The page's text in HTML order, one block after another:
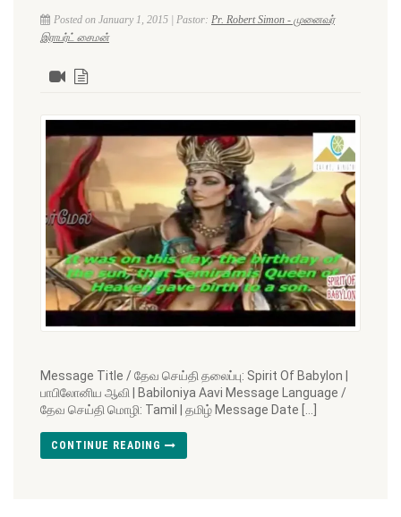
Posted on January 1, 2015 | Pastor: Pr. Robert Simon - முனைவர்
இராபர்ட் சைமன்
Message Title / தேவ செய்தி தலைப்பு: Spirit Of Babylon |
பாபிலோனிய ஆவி | Babiloniya Aavi Message Language /
தேவ செய்தி மொழி: Tamil | தமிழ் Message Date […]
CONTINUE READING